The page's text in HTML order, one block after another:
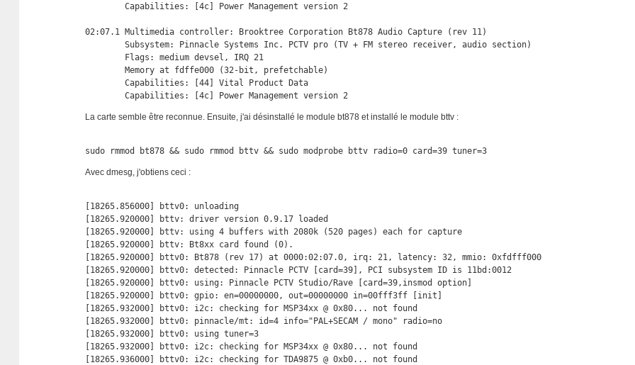
        Capabilities: [4c] Power Management version 2
02:07.1 Multimedia controller: Brooktree Corporation Bt878 Audio Capture (rev 11)
        Subsystem: Pinnacle Systems Inc. PCTV pro (TV + FM stereo receiver, audio section)
        Flags: medium devsel, IRQ 21
        Memory at fdffe000 (32-bit, prefetchable)
        Capabilities: [44] Vital Product Data
        Capabilities: [4c] Power Management version 2
La carte semble être reconnue. Ensuite, j'ai désinstallé le module bt878 et installé le module bttv :
sudo rmmod bt878 && sudo rmmod bttv && sudo modprobe bttv radio=0 card=39 tuner=3
Avec dmesg, j'obtiens ceci :
[18265.856000] bttv0: unloading
[18265.920000] bttv: driver version 0.9.17 loaded
[18265.920000] bttv: using 4 buffers with 2080k (520 pages) each for capture
[18265.920000] bttv: Bt8xx card found (0).
[18265.920000] bttv0: Bt878 (rev 17) at 0000:02:07.0, irq: 21, latency: 32, mmio: 0xfdfff000
[18265.920000] bttv0: detected: Pinnacle PCTV [card=39], PCI subsystem ID is 11bd:0012
[18265.920000] bttv0: using: Pinnacle PCTV Studio/Rave [card=39,insmod option]
[18265.920000] bttv0: gpio: en=00000000, out=00000000 in=00fff3ff [init]
[18265.932000] bttv0: i2c: checking for MSP34xx @ 0x80... not found
[18265.932000] bttv0: pinnacle/mt: id=4 info="PAL+SECAM / mono" radio=no
[18265.932000] bttv0: using tuner=3
[18265.932000] bttv0: i2c: checking for MSP34xx @ 0x80... not found
[18265.936000] bttv0: i2c: checking for TDA9875 @ 0xb0... not found